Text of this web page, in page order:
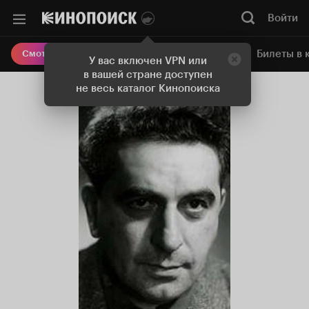
У вас включен VPN или
в вашей стране доступен
не весь каталог Кинопоиска
Войти
Смотреть кино Онлайн-кинотеатр Билеты в